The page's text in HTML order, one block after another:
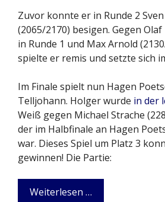
Zuvor konnte er in Runde 2
(2065/2170) besigen. Gegen
in Runde 1 und Max Arnold
spielte er remis und setzte sich
Im Finale spielt nun Hagen
Telljohann. Holger wurde in der
Weiß gegen Michael Strache
der im Halbfinale an Hagen
war. Dieses Spiel um Platz 3
gewinnen! Die Partie:
Weiterlesen …